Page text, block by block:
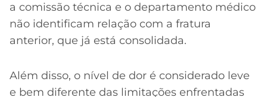
a comissão técnica e o departamento médico
não identificam relação com a fratura
anterior, que já está consolidada.
Além disso, o nível de dor é considerado leve
e bem diferente das limitações enfrentadas